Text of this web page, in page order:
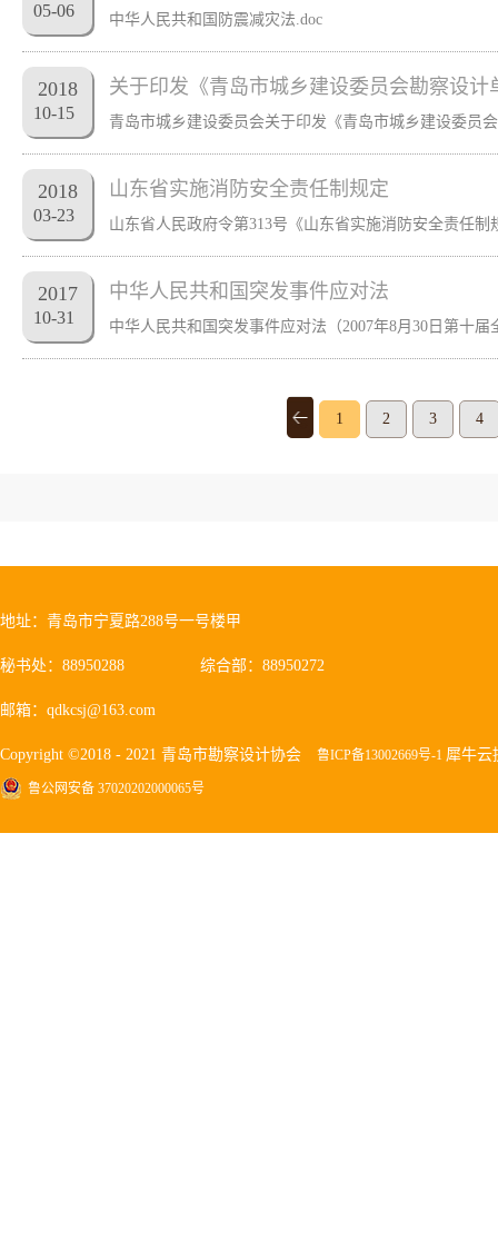
05-06 中华人民共和国防震减灾法.doc
2018
10-15
关于印发《青岛市城乡建设委员会勘察设
2018
03-23
山东省实施消防安全责任制规定
2017
10-31
中华人民共和国突发事件应对法
1 2 3 4
地址：青岛市宁夏路288号一号楼甲
秘书处：88950288 综合部：88950272
邮箱：qdkcsj@163.com
Copyright ©2018 - 2021 青岛市勘察设计协会 鲁ICP备13002669号-1 犀牛云
鲁公网安备 37020202000065号